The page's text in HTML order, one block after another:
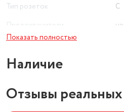
Тип розеток
C
Показать полностью
Наличие
Отзывы